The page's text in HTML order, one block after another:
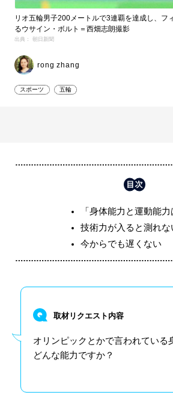
リオ五輪男子200メートルで3連覇を達成し、フ
るウサイン・ボルト＝西畑志朗撮影
出典： 朝日新聞
rong zhang
スポーツ 五輪
「身体能力と運動能力
技術力が入ると測れな
今からでも遅くない
取材リクエスト内容
オリンピックとかで言われている
どんな能力ですか？